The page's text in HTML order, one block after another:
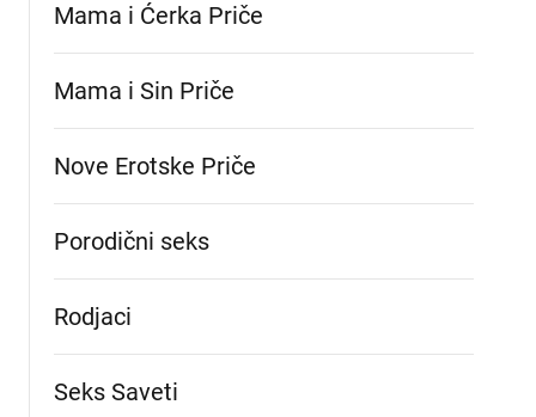
Mama i Ćerka Priče
Mama i Sin Priče
Nove Erotske Priče
Porodični seks
Rodjaci
Seks Saveti